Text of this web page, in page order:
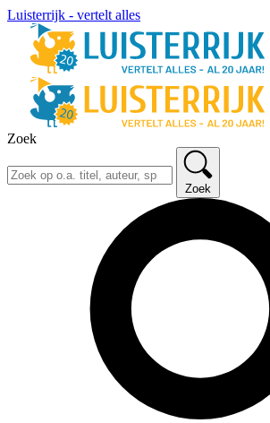
Luisterrijk - vertelt alles
Zoek
Zoek